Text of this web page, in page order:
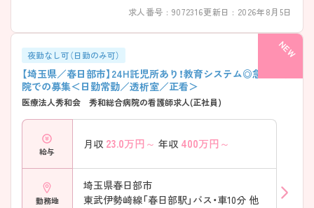
を大切にできる職場です ――――――――――――――― ■ 子育て世
代も安心のサポート体制 ――――――――――――――― 育児と仕事
を両立しやすい環境になっています ・院内保育は「24時間・365日対応」 ・
満3ヶ月から利用可能で早期復帰も安心 ・子育て経験のあるスタッフも
多く相談しやすい雰囲気 → 長く働きたい方にぴったりの環境です
――――――――――――――― ■ 幅広い経験が積める医療体制
――――――――――――――― 多様な症例に関われるスキルアップ
環境 ・350床規模で急性期～慢性期まで対応 ・年間約3000件の救急受け
入れで急性期経験が豊富に積める ・透析・がん治療など専門分野にも継
――――――――――――――― ■ 業務分担で負担を軽減
――――――――――――――― 看護に集中しやすい環境を大切にし
ています ・リネン・ベッド管理は外部委託 ・多職種との役割分担が明確で
業務過多を防止 ・指紋認証の勤怠管理でサービス残業が発生しにくい仕
組み → 無理なく続けられる働き方が実現されています
求人番号 : 9072316更新日 : 2026年8月5日
夜勤なし可（日勤のみ可）
【埼玉県／春日部市】24H託児所あり！教育システム◎急性期病
院での募集＜日勤常勤／透析室／正看＞
医療法人秀和会 秀和総合病院の看護師求人(正社員)
給与
月収 23.0万円～ 年収 400万円～
勤務地
埼玉県春日部市
東武伊勢崎線「春日部駅」バス・車10分 他